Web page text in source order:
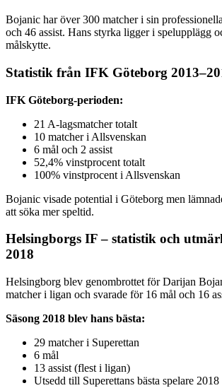
Bojanic har över 300 matcher i sin
och 46 assist. Hans styrka ligger i spelupplägg
målskytte.
Statistik från IFK Göteborg
IFK Göteborg-perioden:
21 A-lagsmatcher totalt
10 matcher i Allsvenskan
6 mål och 2 assist
52,4% vinstprocent totalt
100% vinstprocent i Allsvenskan
Bojanic visade potential i Göteborg men
att söka mer speltid.
Helsingborgs IF – statistik och
2018
Helsingborg blev genombrottet för Darijan
matcher i ligan och svarade för 16 mål och 16
Säsong 2018 blev hans bästa:
29 matcher i Superettan
6 mål
13 assist (flest i ligan)
Utsedd till Superettans bästa spelare 2018